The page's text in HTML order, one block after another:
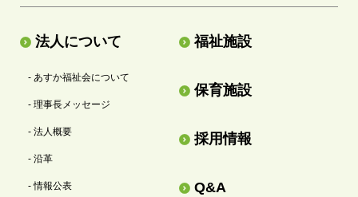
法人について
- あすか福祉会について
- 理事長メッセージ
- 法人概要
- 沿革
- 情報公表
福祉施設
保育施設
採用情報
Q&A